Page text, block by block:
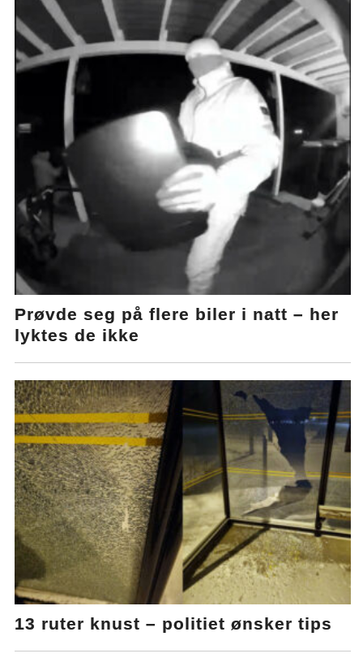
Prøvde seg på flere biler i natt – her
lyktes de ikke
13 ruter knust – politiet ønsker tips